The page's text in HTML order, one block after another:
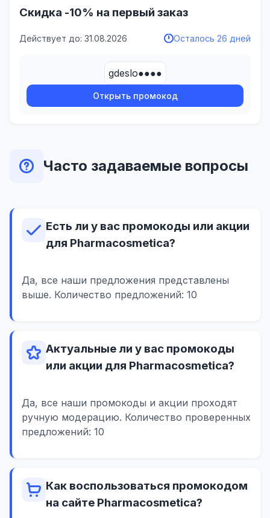
Скидка -10% на первый заказ
Действует до: 31.08.2026 Осталось 26 дней
gdeslo●●●●
Открыть промокод
Часто задаваемые вопросы
Есть ли у вас промокоды или акции
для Pharmacosmetica?
Да, все наши предложения представлены
выше. Количество предложений: 10
Актуальные ли у вас промокоды
или акции для Pharmacosmetica?
Да, все наши промокоды и акции проходят
ручную модерацию. Количество проверенных
предложений: 10
Как воспользоваться промокодом
на сайте Pharmacosmetica?